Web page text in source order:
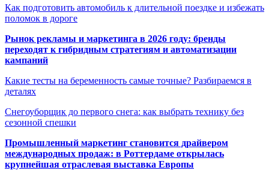
Как подготовить автомобиль к длительной поездке и избежать
поломок в дороге
Рынок рекламы и маркетинга в 2026 году: бренды
переходят к гибридным стратегиям и автоматизации
кампаний
Какие тесты на беременность самые точные? Разбираемся в
деталях
Снегоуборщик до первого снега: как выбрать технику без
сезонной спешки
Промышленный маркетинг становится драйвером
международных продаж: в Роттердаме открылась
крупнейшая отраслевая выставка Европы